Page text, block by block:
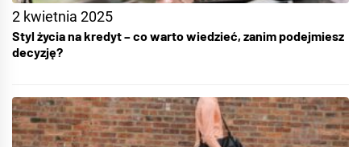
2 kwietnia 2025
Styl życia na kredyt – co warto wiedzieć, zanim podejmiesz
decyzję?